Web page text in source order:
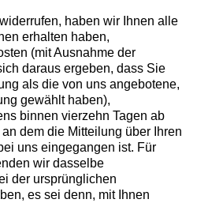
haben wir Ihnen alle
erhalten haben,
(mit Ausnahme der
daraus ergeben, dass Sie
als die von uns angebotene,
gewählt haben),
binnen vierzehn Tagen ab
dem die Mitteilung über Ihren
uns eingegangen ist. Für
wir dasselbe
der ursprünglichen
es sei denn, mit Ihnen